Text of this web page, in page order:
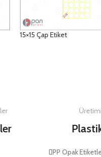
15×15 Çap Etiket
PP Opak